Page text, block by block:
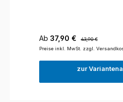
Verkaufspreis:
Ab 37,90 € Regulärer Preis:
43,90 €
Preise inkl. MwSt. zzgl.
zur